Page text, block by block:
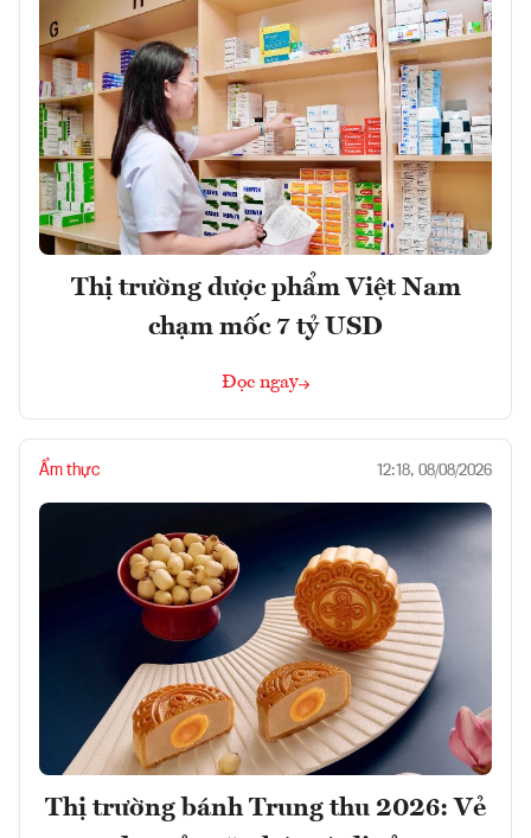
Thị trường dược phẩm Việt Nam
chạm mốc 7 tỷ USD
Đọc ngay
Ẩm thực 12:18, 08/08/2026
Thị trường bánh Trung thu 2026: Vẻ